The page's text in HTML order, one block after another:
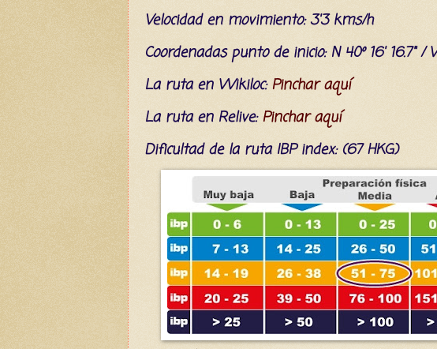
Velocidad en movimiento: 3'3 kms/h
Coordenadas punto de inicio: N 40º 16' 16.7" /
La ruta en Wikiloc: Pinchar aquí
La ruta en Relive: Pinchar aquí
Dificultadde la ruta IBP index: (67 HKG)